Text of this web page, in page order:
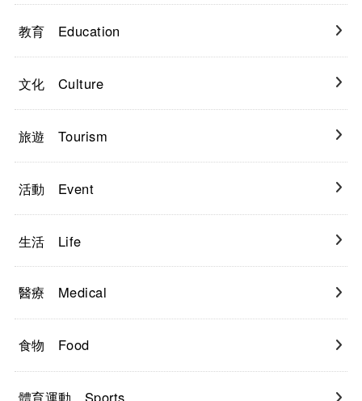
教育 Education
文化 Culture
旅遊 Tourism
活動 Event
生活 Life
醫療 Medical
食物 Food